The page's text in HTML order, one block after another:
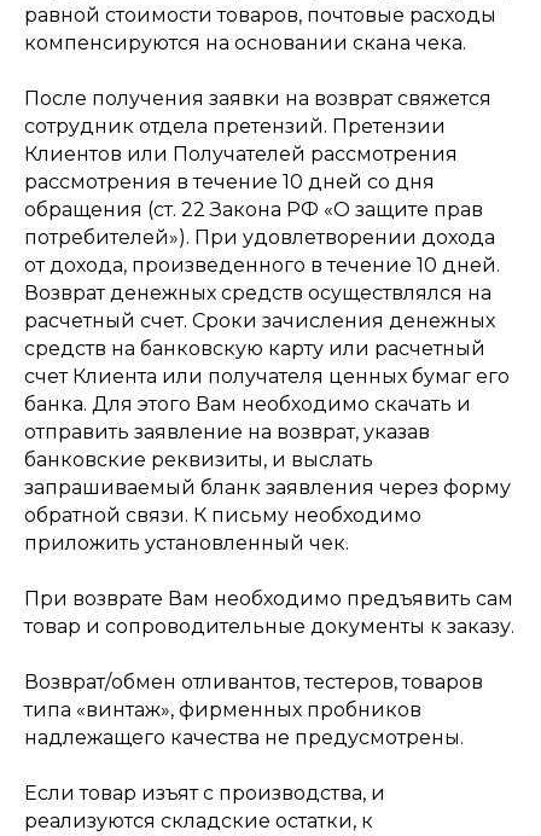
равной стоимости товаров, почтовые расходы
компенсируются на основании скана чека.
После получения заявки на возврат свяжется
сотрудник отдела претензий. Претензии
Клиентов или Получателей рассмотрения
рассмотрения в течение 10 дней со дня
обращения (ст. 22 Закона РФ «О защите прав
потребителей»). При удовлетворении дохода
от дохода, произведенного в течение 10 дней.
Возврат денежных средств осуществлялся на
расчетный счет. Сроки зачисления денежных
средств на банковскую карту или расчетный
счет Клиента или получателя ценных бумаг его
банка. Для этого Вам необходимо скачать и
отправить заявление на возврат, указав
банковские реквизиты, и выслать
запрашиваемый бланк заявления через форму
обратной связи. К письму необходимо
приложить установленный чек.
При возврате Вам необходимо предъявить сам
товар и сопроводительные документы к заказу.
Возврат/обмен отливантов, тестеров, товаров
типа «винтаж», фирменных пробников
надлежащего качества не предусмотрены.
Если товар изъят с производства, и
реализуются складские остатки, к